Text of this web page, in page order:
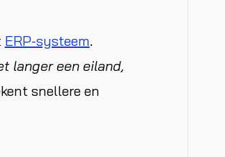
ERP-systeem.
langer een eiland,
snellere en